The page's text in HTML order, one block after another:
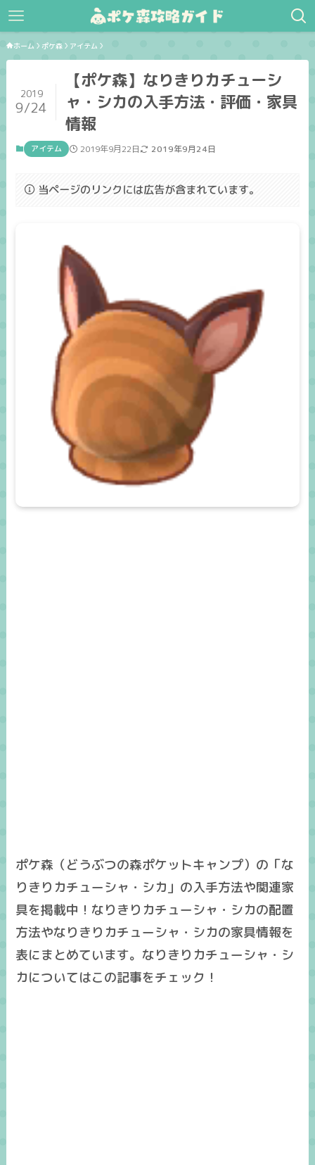
ホーム ポケ森 アイテム
【ポケ森】なりきりカチューシ
ャ・シカの入手方法・評価・家具
情報
2019
9/24
アイテム 2019年9月22日 2019年9月24日
当ページのリンクには広告が含まれています。
ポケ森（どうぶつの森ポケットキャンプ）の「な
りきりカチューシャ・シカ」の入手方法や関連家
具を掲載中！なりきりカチューシャ・シカの配置
方法やなりきりカチューシャ・シカの家具情報を
表にまとめています。なりきりカチューシャ・シ
カについてはこの記事をチェック！